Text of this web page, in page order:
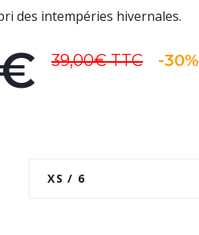
des intempéries hivernales.
39,00€TTC -30%
XS / 6